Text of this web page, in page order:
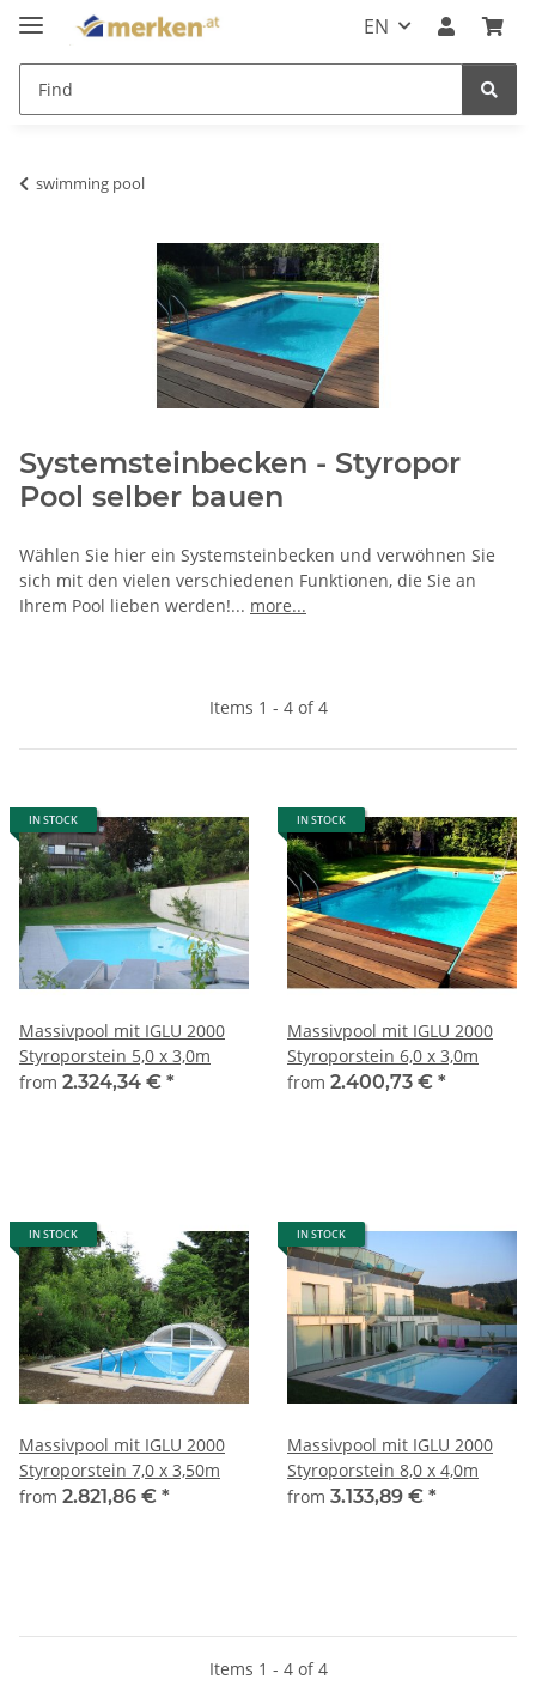
EN
swimming pool
Systemsteinbecken - Styropor
Pool selber bauen
Wählen Sie hier ein Systemsteinbecken und verwöhnen Sie
sich mit den vielen verschiedenen Funktionen, die Sie an
Ihrem Pool lieben werden!... more...
Items 1 - 4 of 4
IN STOCK
Massivpool mit IGLU 2000
Styroporstein 5,0 x 3,0m
from 2.324,34 € *
IN STOCK
Massivpool mit IGLU 2000
Styroporstein 6,0 x 3,0m
from 2.400,73 € *
IN STOCK
Massivpool mit IGLU 2000
Styroporstein 7,0 x 3,50m
from 2.821,86 € *
IN STOCK
Massivpool mit IGLU 2000
Styroporstein 8,0 x 4,0m
from 3.133,89 € *
Items 1 - 4 of 4